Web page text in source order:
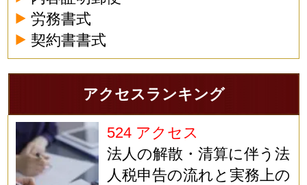
労務書式
契約書書式
アクセスランキング
524 アクセス
法人の解散・清算に伴う法
人税申告の流れと実務上の